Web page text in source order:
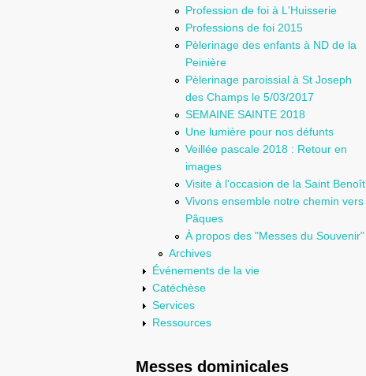
Profession de foi à L'Huisserie
Professions de foi 2015
Pèlerinage des enfants à ND de la
Peinière
Pèlerinage paroissial à St Joseph
des Champs le 5/03/2017
SEMAINE SAINTE 2018
Une lumière pour nos défunts
Veillée pascale 2018 : Retour en
images
Visite à l'occasion de la Saint Benoît
Vivons ensemble notre chemin vers
Pâques
À propos des "Messes du Souvenir"
Archives
Événements de la vie
Catéchèse
Services
Ressources
Messes dominicales